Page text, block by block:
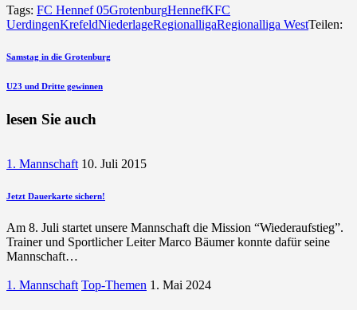
Tags: FC Hennef 05GrotenburgHennefKFC
UerdingenKrefeldNiederlageRegionalligaRegionalliga WestTeilen:
Beitragsnavigation
vorherigen
Samstag in die Grotenburg
nächsten
U23 und Dritte gewinnen
lesen Sie auch
1. Mannschaft 10. Juli 2015
Jetzt Dauerkarte sichern!
Am 8. Juli startet unsere Mannschaft die Mission “Wiederaufstieg”.
Trainer und Sportlicher Leiter Marco Bäumer konnte dafür seine
Mannschaft…
1. Mannschaft Top-Themen 1. Mai 2024